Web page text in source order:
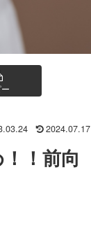
2024.07.17
！前向